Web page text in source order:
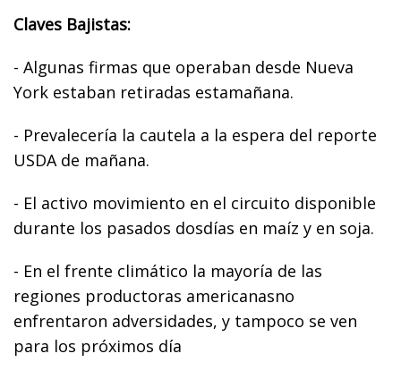
Claves Bajistas:
- Algunas firmas que operaban desde Nueva
York estaban retiradas estamañana.
- Prevalecería la cautela a la espera del reporte
USDA de mañana.
- El activo movimiento en el circuito disponible
durante los pasados dosdías en maíz y en soja.
- En el frente climático la mayoría de las
regiones productoras americanasno
enfrentaron adversidades, y tampoco se ven
para los próximos día